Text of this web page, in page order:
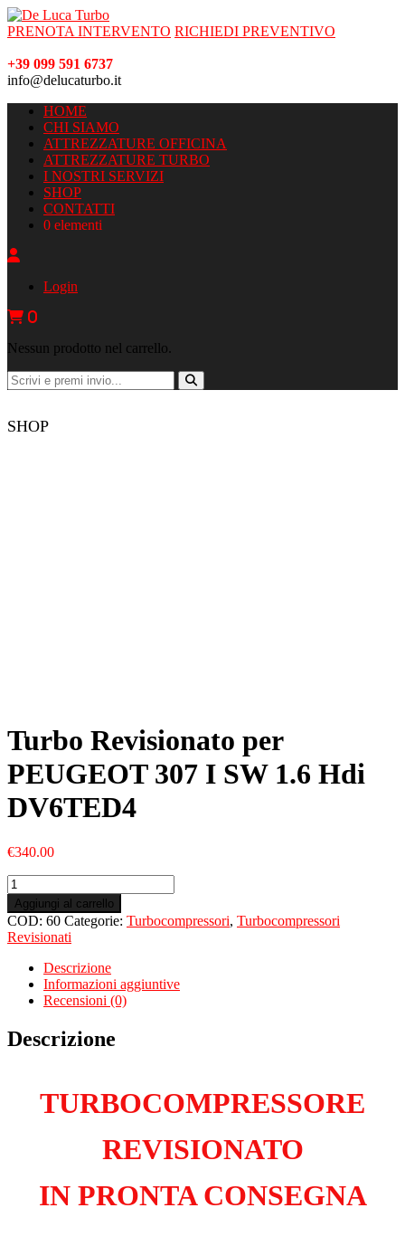
PRENOTA INTERVENTO RICHIEDI PREVENTIVO
+39 099 591 6737
info@delucaturbo.it
HOME
CHI SIAMO
ATTREZZATURE OFFICINA
ATTREZZATURE TURBO
I NOSTRI SERVIZI
SHOP
CONTATTI
0 elementi
Login
0
Nessun prodotto nel carrello.
SHOP
Turbo Revisionato per
PEUGEOT 307 I SW 1.6 Hdi
DV6TED4
€340.00
Turbo
Revisionato
per
PEUGEOT
307
DV6TED4
quantità
Aggiungi al carrello
COD: 60 Categorie: Turbocompressori, Turbocompressori
Revisionati
Descrizione
Informazioni aggiuntive
Recensioni (0)
Descrizione
TURBOCOMPRESSORE
REVISIONATO
IN PRONTA CONSEGNA